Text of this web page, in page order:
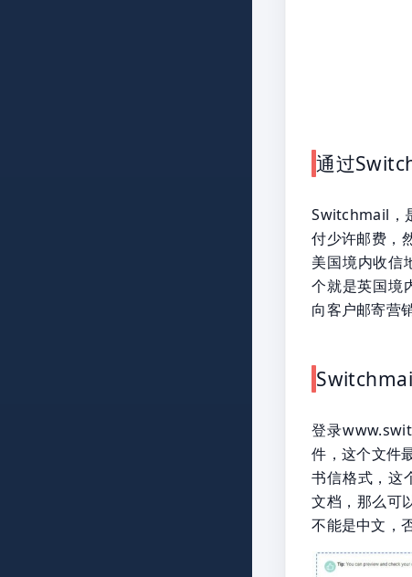
通过
Switchmail，
付少许邮费，
美国境内收信
个就是英国境
向客户邮寄营
登录
件，这个文件
书信格式，这
文档，那么可
不能是中文，